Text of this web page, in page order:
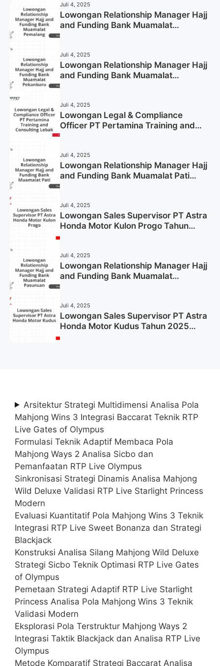
Juli 4, 2025
Lowongan Relationship Manager Hajj
and Funding Bank Muamalat
Juli 4, 2025
Lowongan Relationship Manager Hajj
and Funding Bank Muamalat
Juli 4, 2025
Lowongan Legal & Compliance
Officer PT Pertamina Training and
Juli 4, 2025
Lowongan Relationship Manager Hajj
and Funding Bank Muamalat Pati
Juli 4, 2025
Lowongan Sales Supervisor PT Astra
Honda Motor Kulon Progo Tahun
Juli 4, 2025
Lowongan Relationship Manager Hajj
and Funding Bank Muamalat
Juli 4, 2025
Lowongan Sales Supervisor PT Astra
Honda Motor Kudus Tahun 2025
Arsitektur Strategi Multidimensi Analisa Pola
Mahjong Wins 3 Integrasi Baccarat Teknik RTP
Live Gates of Olympus
Formulasi Teknik Adaptif Membaca Pola
Mahjong Ways 2 Analisa Sicbo dan
Pemanfaatan RTP Live Olympus
Sinkronisasi Strategi Dinamis Analisa Mahjong
Wild Deluxe Validasi RTP Live Starlight Princess
Modern
Evaluasi Kuantitatif Pola Mahjong Wins 3 Teknik
Integrasi RTP Live Sweet Bonanza dan Strategi
Blackjack
Konstruksi Analisa Silang Mahjong Wild Deluxe
Strategi Sicbo Teknik Optimasi RTP Live Gates
of Olympus
Pemetaan Strategi Adaptif RTP Live Starlight
Princess Analisa Pola Mahjong Wins 3 Teknik
Validasi Modern
Eksplorasi Pola Terstruktur Mahjong Ways 2
Integrasi Taktik Blackjack dan Analisa RTP Live
Olympus
Metode Komparatif Strategi Baccarat Analisa